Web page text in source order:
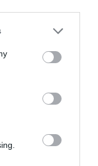
BELOW
είναι αρκετό για